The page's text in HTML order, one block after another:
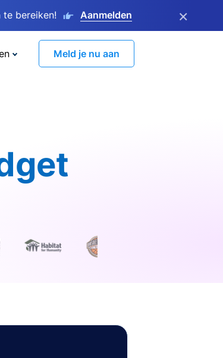
te bereiken! Aanmelden ×
Meld je nu aan